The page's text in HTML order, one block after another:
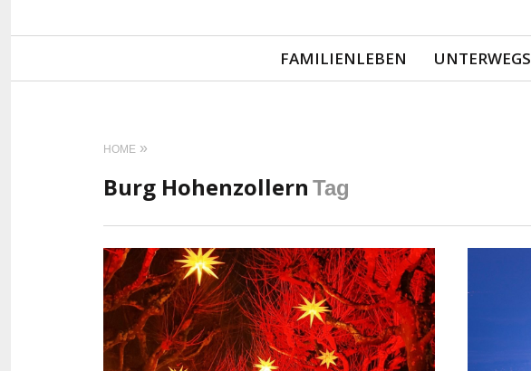
Navigation
FAMILIENLEBEN UNTERWEGS
HOME
Burg Hohenzollern Tag
READ MORE